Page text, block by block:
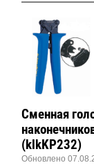
Сменная
(klkKP232)
Обновлено